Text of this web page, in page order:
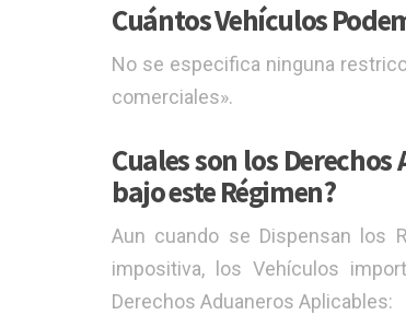
Cuántos Vehículos
No se especifica ninguna
comerciales».
Cuales son los
bajo este Régimen?
Aun cuando se Dispensan los
impositiva, los Vehículos
Derechos Aduaneros Aplicables: